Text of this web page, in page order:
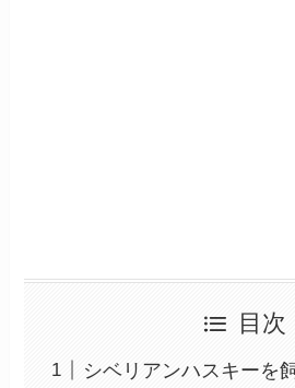
目次
シベリアンハスキーを